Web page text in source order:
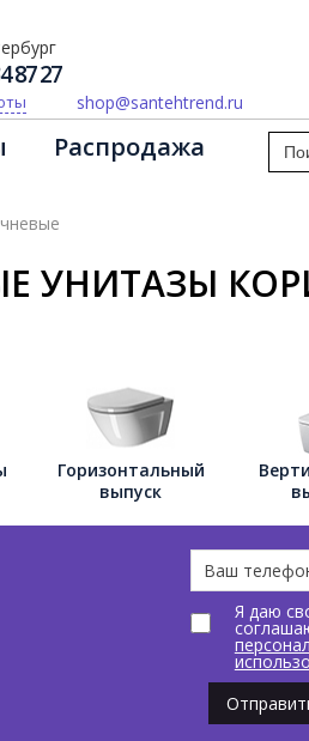
87 27
shop@santehtrend.ru
Распродажа
УНИТАЗЫ
Горизонтальный
выпуск
Я даю